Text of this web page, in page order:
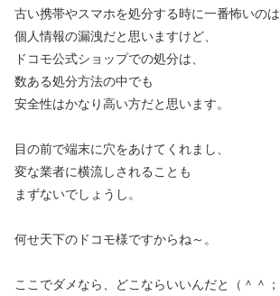
古い携帯やスマホを処分する時に一番怖いのは
個人情報の漏洩だと思いますけど、
ドコモ公式ショップでの処分は、
数ある処分方法の中でも
安全性はかなり高い方だと思います。
目の前で端末に穴をあけてくれまし、
変な業者に横流しされることも
まずないでしょうし。
何せ天下のドコモ様ですからね～。
ここでダメなら、どこならいいんだと（＾＾；